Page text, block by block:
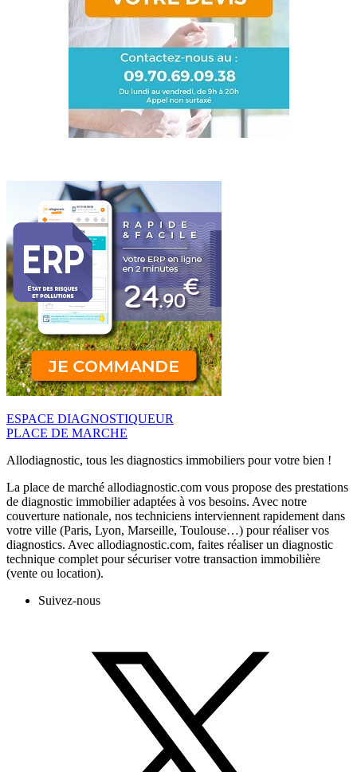
ESPACE DIAGNOSTIQUEUR
PLACE DE MARCHE
Allodiagnostic, tous les diagnostics immobiliers pour votre bien !
La place de marché allodiagnostic.com vous propose des prestations
de diagnostic immobilier adaptées à vos besoins. Avec notre
couverture nationale, nos techniciens interviennent rapidement dans
votre ville (Paris, Lyon, Marseille, Toulouse…) pour réaliser vos
diagnostics. Avec allodiagnostic.com, faites réaliser un diagnostic
technique complet pour sécuriser votre transaction immobilière
(vente ou location).
Suivez-nous